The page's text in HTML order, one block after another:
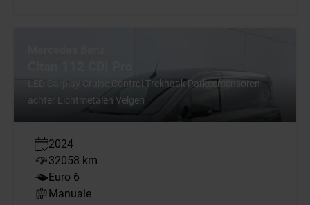
LED Carplay Cruise Control Trekhaak Parkeersensoren
achter Lichtmetalen Velgen
2024
32058 km
Euro 6
Manuale